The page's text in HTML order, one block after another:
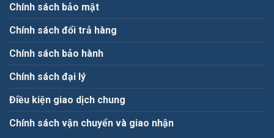
Chính sách bảo mật
Chính sách đổi trả hàng
Chính sách bảo hành
Chính sách đại lý
Điều kiện giao dịch chung
Chính sách vận chuyển và giao nhận